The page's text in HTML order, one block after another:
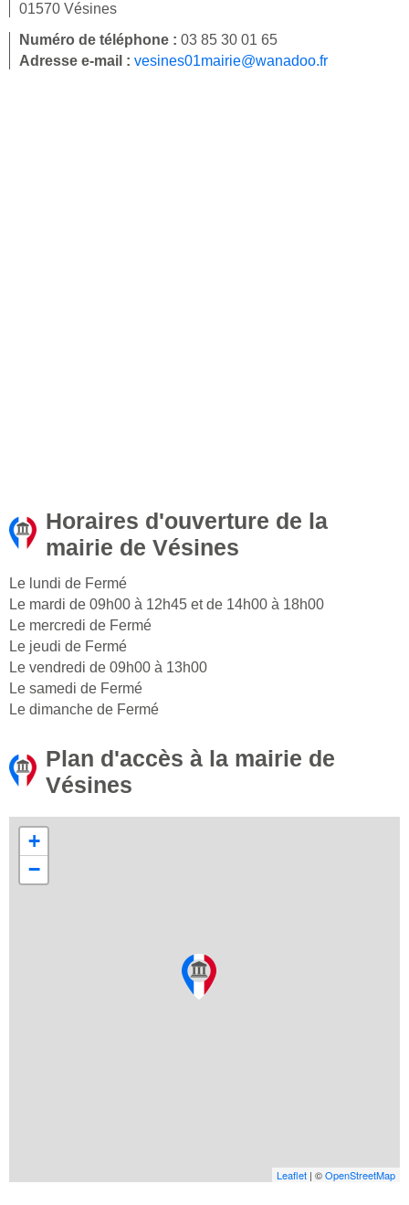
01570 Vésines
Numéro de téléphone : 03 85 30 01 65
Adresse e-mail : vesines01mairie@wanadoo.fr
Horaires d'ouverture de la
mairie de Vésines
Le lundi de Fermé
Le mardi de 09h00 à 12h45 et de 14h00 à 18h00
Le mercredi de Fermé
Le jeudi de Fermé
Le vendredi de 09h00 à 13h00
Le samedi de Fermé
Le dimanche de Fermé
Plan d'accès à la mairie de
Vésines
+
−
Leaflet | ©OpenStreetMap